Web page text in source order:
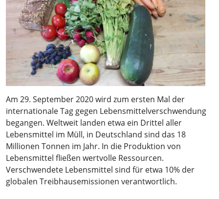
Am 29. September 2020 wird zum ersten Mal der
internationale Tag gegen Lebensmittelverschwendung
begangen. Weltweit landen etwa ein Drittel aller
Lebensmittel im Müll, in Deutschland sind das 18
Millionen Tonnen im Jahr. In die Produktion von
Lebensmittel fließen wertvolle Ressourcen.
Verschwendete Lebensmittel sind für etwa 10% der
globalen Treibhausemissionen verantwortlich.